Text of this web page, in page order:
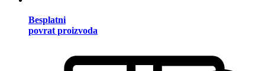
Besplatni
povrat proizvoda